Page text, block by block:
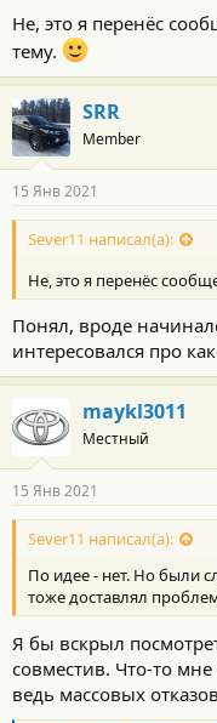
Не, это я перенёс
тему.
SRR
Member
15 Янв 2021
Sever11 написал(а):
Не, это я перенёс
Понял, вроде
интересовался про
maykl3011
Местный
15 Янв 2021
Sever11 написал(а):
По идее - нет. Но были
тоже доставлял
Я бы вскрыл
совместив. Что-то
ведь массовых